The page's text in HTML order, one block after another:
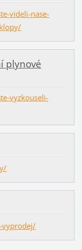
videli-nase-
plynové
vyzkouseli-
vyprodej/